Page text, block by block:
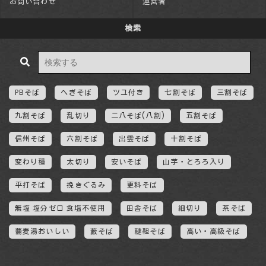
検索
PBそば へぎそば ツユ付き 七割そば 三割そば
九割そば 乱切り 二八そば(八割) 五割そば
信州そば 六割そば 出雲そば 十割そば
変わり種 太切り 安いそば 山芋・とろろ入り
平打そば 挽きぐるみ 更科そば
無塩 塩分ゼロ 食塩不使用 田舎そば 細切り 茶そば
蕎麦湯おいしい 藪そば 韃靼そば 高い・高級そば